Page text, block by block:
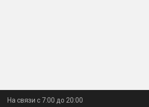
На связи с 7:00 до 20:00